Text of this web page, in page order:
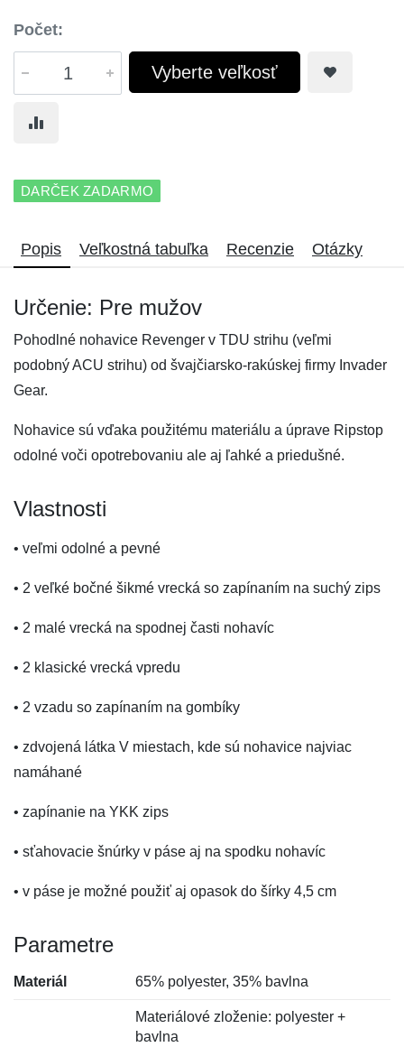
Počet:
Vyberte veľkosť
DARČEK ZADARMO
Popis Veľkostná tabuľka Recenzie Otázky
Určenie: Pre mužov
Pohodlné nohavice Revenger v TDU strihu (veľmi
podobný ACU strihu) od švajčiarsko-rakúskej firmy Invader
Gear.
Nohavice sú vďaka použitému materiálu a úprave Ripstop
odolné voči opotrebovaniu ale aj ľahké a priedušné.
Vlastnosti
• veľmi odolné a pevné
• 2 veľké bočné šikmé vrecká so zapínaním na suchý zips
• 2 malé vrecká na spodnej časti nohavíc
• 2 klasické vrecká vpredu
• 2 vzadu so zapínaním na gombíky
• zdvojená látka V miestach, kde sú nohavice najviac
namáhané
• zapínanie na YKK zips
• sťahovacie šnúrky v páse aj na spodku nohavíc
• v páse je možné použiť aj opasok do šírky 4,5 cm
Parametre
Materiál 65% polyester, 35% bavlna
Materiálové zloženie: polyester +
bavlna